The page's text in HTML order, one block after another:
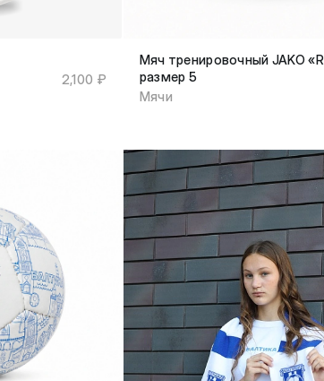
2,100 ₽
Мяч тренировочный JAKO
размер 5
Мячи